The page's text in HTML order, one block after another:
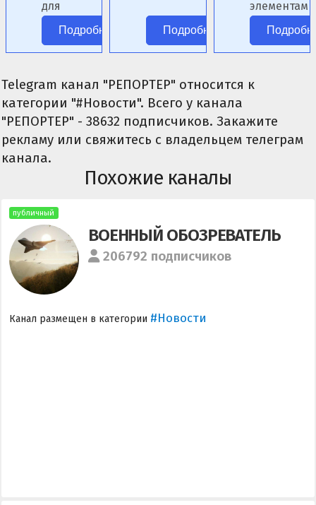
для
ролевых
сценариев.
Подробнее Подробнее
элементами
фэнтези.
Telegram канал "РЕПОРТЕР" относится к
категории "#Новости". Всего у канала
"РЕПОРТЕР" - 38632 подписчиков. Закажите
рекламу или свяжитесь с владельцем телеграм
канала.
Похожие каналы
публичный
ВОЕННЫЙ ОБОЗРЕВАТЕЛЬ
206792 подписчиков
Канал размещен в категории #Новости